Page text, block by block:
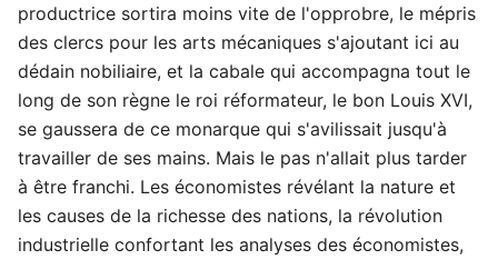
productrice sortira moins vite de l'opprobre, le mépris
des clercs pour les arts mécaniques s'ajoutant ici au
dédain nobiliaire, et la cabale qui accompagna tout le
long de son règne le roi réformateur, le bon Louis XVI,
se gaussera de ce monarque qui s'avilissait jusqu'à
travailler de ses mains. Mais le pas n'allait plus tarder
à être franchi. Les économistes révélant la nature et
les causes de la richesse des nations, la révolution
industrielle confortant les analyses des économistes,